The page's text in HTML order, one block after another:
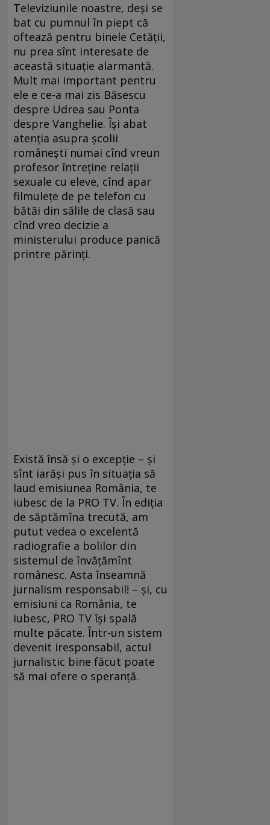
Televiziunile noastre, deşi se
bat cu pumnul în piept că
oftează pentru binele Cetăţii,
nu prea sînt interesate de
această situaţie alarmantă.
Mult mai important pentru
ele e ce-a mai zis Băsescu
despre Udrea sau Ponta
despre Vanghelie. Îşi abat
atenţia asupra şcolii
româneşti numai cînd vreun
profesor întreţine relaţii
sexuale cu eleve, cînd apar
filmuleţe de pe telefon cu
bătăi din sălile de clasă sau
cînd vreo decizie a
ministerului produce panică
printre părinţi.
Există însă şi o excepţie – şi
sînt iarăşi pus în situaţia să
laud emisiunea România, te
iubesc de la PRO TV. În ediţia
de săptămîna trecută, am
putut vedea o excelentă
radiografie a bolilor din
sistemul de învăţămînt
românesc. Asta înseamnă
jurnalism responsabil! – şi, cu
emisiuni ca România, te
iubesc, PRO TV îşi spală
multe păcate. Într-un sistem
devenit iresponsabil, actul
jurnalistic bine făcut poate
să mai ofere o speranţă.